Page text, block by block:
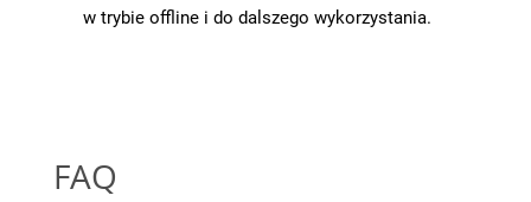
w trybie offline i do dalszego wykorzystania.
FAQ